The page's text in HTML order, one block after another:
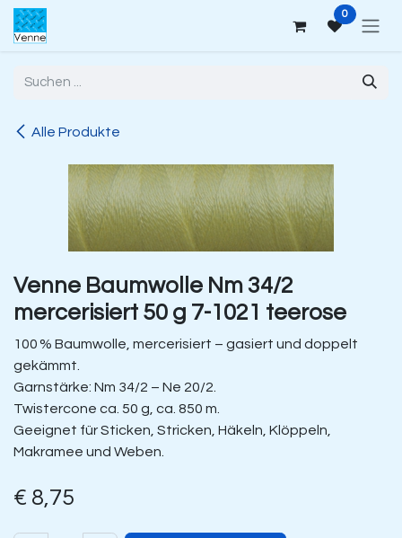
Zum Inhalt springen 0
Alle Produkte
Venne Baumwolle Nm 34/2
mercerisiert 50 g 7-1021 teerose
100 % Baumwolle, mercerisiert – gasiert und doppelt
gekämmt.
Garnstärke: Nm 34/2 – Ne 20/2.
Twistercone ca. 50 g, ca. 850 m.
Geeignet für Sticken, Stricken, Häkeln, Klöppeln,
Makramee und Weben.
€ 8,75